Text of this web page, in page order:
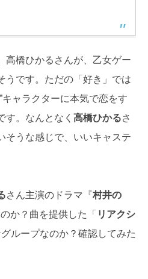
高橋ひかるさんが、乙女ゲー
うです。ただの「好き」では
キャラクターに本気で恋をす
す。なんとなく 高橋ひかるさ
そうな感じで、いいキャステ
さん主演のドラマ『村井の
か？曲を提供した「 リアクシ
グループなのか？確認してみた